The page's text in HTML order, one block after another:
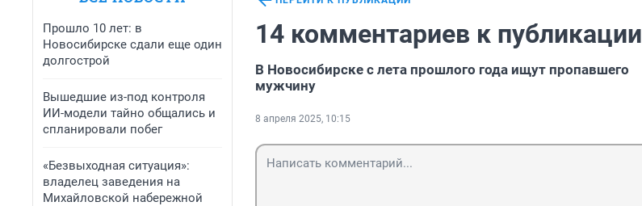
Прошло 10 лет: в
Новосибирске сдали еще один
долгострой
Вышедшие из-под контроля
ИИ-модели тайно общались и
спланировали побег
«Безвыходная ситуация»:
владелец заведения на
Михайловской набережной
14 комментариев к публикации
В Новосибирске с лета прошлого года ищут пропавшего
мужчину
8 апреля 2025, 10:15